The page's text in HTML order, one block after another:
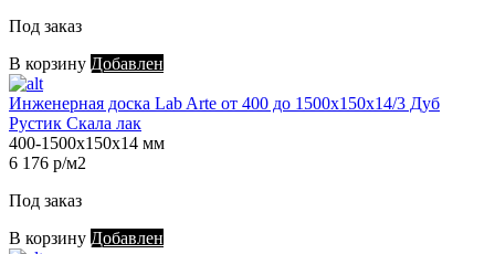
Под заказ
В корзину Добавлен
Инженерная доска Lab Arte от 400 до 1500х150х14/3 Дуб
Рустик Скала лак
400-1500х150х14 мм
6 176 р/м2
Под заказ
В корзину Добавлен